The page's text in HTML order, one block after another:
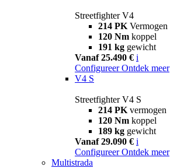
Streetfighter V4
214 PK Vermogen
120 Nm koppel
191 kg gewicht
Vanaf 25.490 € i
Configureer Ontdek meer
V4 S
Streetfighter V4 S
214 PK vermogen
120 Nm koppel
189 kg gewicht
Vanaf 29.090 € i
Configureer Ontdek meer
Multistrada